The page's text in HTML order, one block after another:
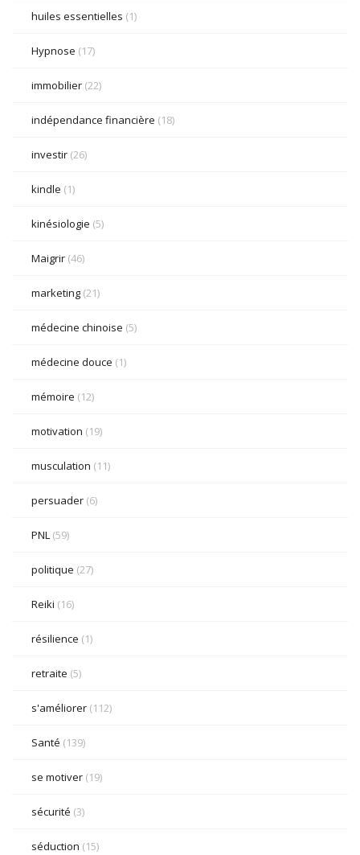
huiles essentielles (1)
Hypnose (17)
immobilier (22)
indépendance financière (18)
investir (26)
kindle (1)
kinésiologie (5)
Maigrir (46)
marketing (21)
médecine chinoise (5)
médecine douce (1)
mémoire (12)
motivation (19)
musculation (11)
persuader (6)
PNL (59)
politique (27)
Reiki (16)
résilience (1)
retraite (5)
s'améliorer (112)
Santé (139)
se motiver (19)
sécurité (3)
séduction (15)